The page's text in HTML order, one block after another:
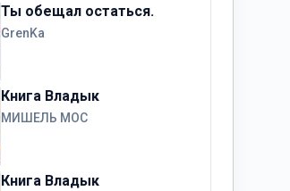
Ты обещал остаться.
GrenKa
Книга Владык
МИШЕЛЬ МОС
Книга Владык